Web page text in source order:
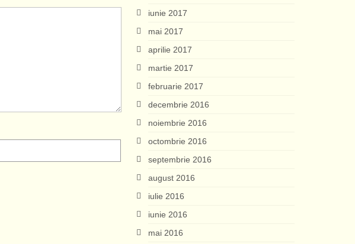
iunie 2017
mai 2017
aprilie 2017
martie 2017
februarie 2017
decembrie 2016
noiembrie 2016
octombrie 2016
septembrie 2016
august 2016
iulie 2016
iunie 2016
mai 2016